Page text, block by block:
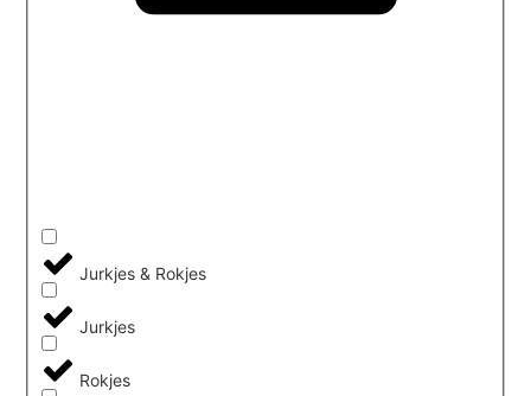
Jurkjes & Rokjes
Jurkjes
Rokjes